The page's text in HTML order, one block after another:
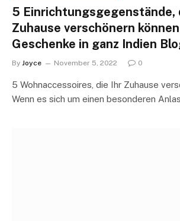
5 Einrichtungsgegenstände,
Zuhause verschönern können
Geschenke in ganz Indien
By Joyce November 5, 2022 0
5 Wohnaccessoires, die Ihr Zuhause
Wenn es sich um einen besonderen